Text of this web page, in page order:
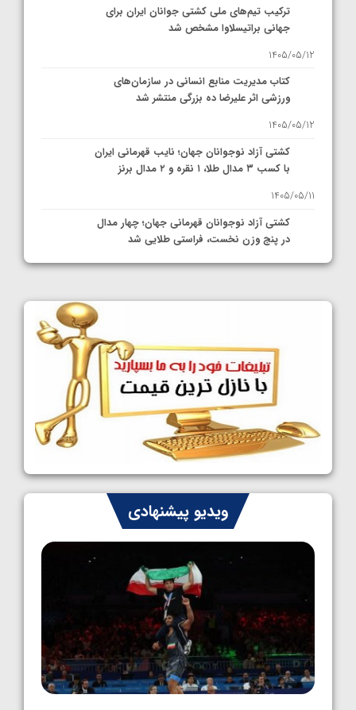
ترکیب تیم‌های ملی کشتی جوانان ایران برای
جهانی براتیسلاوا مشخص شد
1405/05/12
کتاب مدیریت منابع انسانی در سازمان‌های
ورزشی اثر علیرضا ده بزرگی منتشر شد
1405/05/12
کشتی آزاد نوجوانان جهان؛ نایب قهرمانی ایران
با کسب ۳ مدال طلا، ۱ نقره و ۲ مدال برنز
1405/05/11
کشتی آزاد نوجوانان قهرمانی جهان؛ چهار مدال
در پنج وزن نخست، فراستی طلایی شد
1405/05/11
کشتی آزاد نوجوانان جهان؛ رقبای نمایندگان
ایران مشخص شدند
1405/05/08
کشتی فرنگی نوجوانان جهان؛ سکوی تیمی
سوم برای ایران
1405/05/07
ایران چشم به راه چهار مدال در پنج وزن دوم
کشتی فرنگی نوجوانان جهان
1405/05/06
ویدیو پیشنهادی